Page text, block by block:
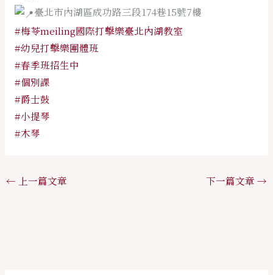
臺北市內湖區成功路三段174巷15號7樓
#梅苓meiling國際打擊樂臺北內湖教室
#幼兒打擊樂團體班
#春季班招生中
#個別課
#爵士鼓
#小提琴
#木琴
← 上一篇文章 下一篇文章 →